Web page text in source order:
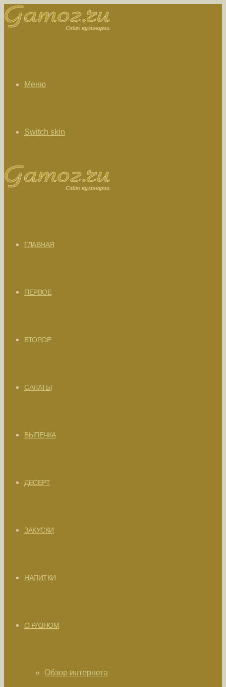
Меню
Switch skin
ГЛАВНАЯ
ПЕРВОЕ
ВТОРОЕ
САЛАТЫ
ВЫПЕЧКА
ДЕСЕРТ
ЗАКУСКИ
НАПИТКИ
О РАЗНОМ
Обзор интернета